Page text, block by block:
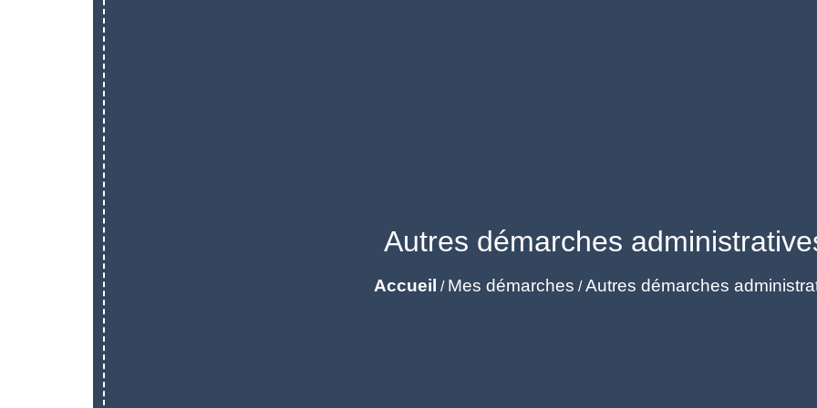
Autres démarches
Accueil / Mes démarches /Autres démarches